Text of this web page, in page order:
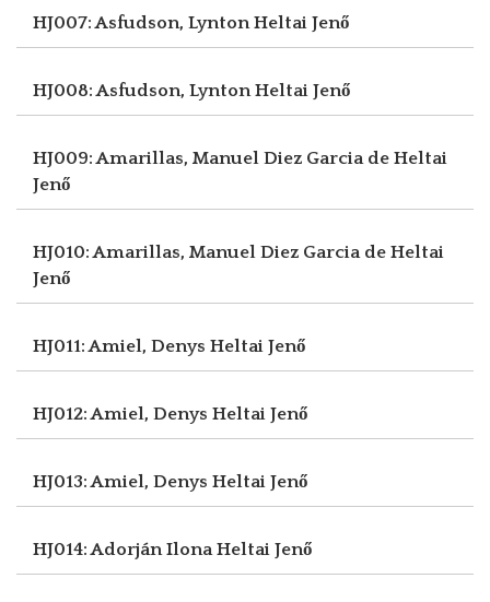
HJ007: Asfudson, LyntonHeltai Jenő
HJ008: Asfudson, LyntonHeltai Jenő
HJ009: Amarillas, Manuel Diez Garcia de Heltai
Jenő
HJ010: Amarillas, Manuel Diez Garcia de Heltai
Jenő
HJ011: Amiel, Denys Heltai Jenő
HJ012: Amiel, Denys Heltai Jenő
HJ013: Amiel, Denys Heltai Jenő
HJ014: Adorján IlonaHeltai Jenő